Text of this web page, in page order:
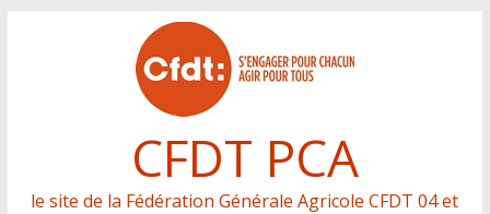
CFDT PCA
le site de la Fédération Générale Agricole CFDT 04 et